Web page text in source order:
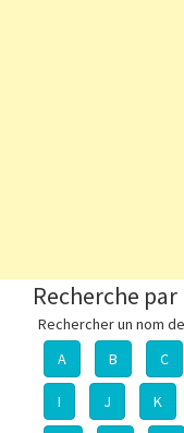
Recherche
Rechercher un nom
A
B C
I J K